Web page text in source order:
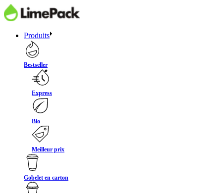
Produits
Bestseller
Express
Bio
Meilleur prix
Gobelet en carton